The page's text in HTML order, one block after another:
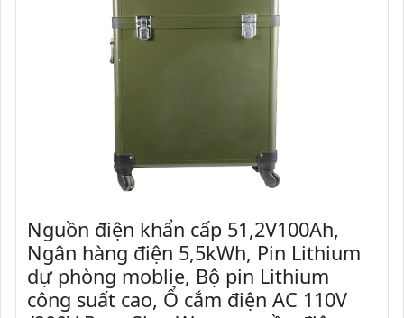
Nguồn điện khẩn cấp 51,2V100Ah,
Ngân hàng điện 5,5kWh, Pin Lithium
dự phòng moblie, Bộ pin Lithium
công suất cao, Ổ cắm điện AC 110V